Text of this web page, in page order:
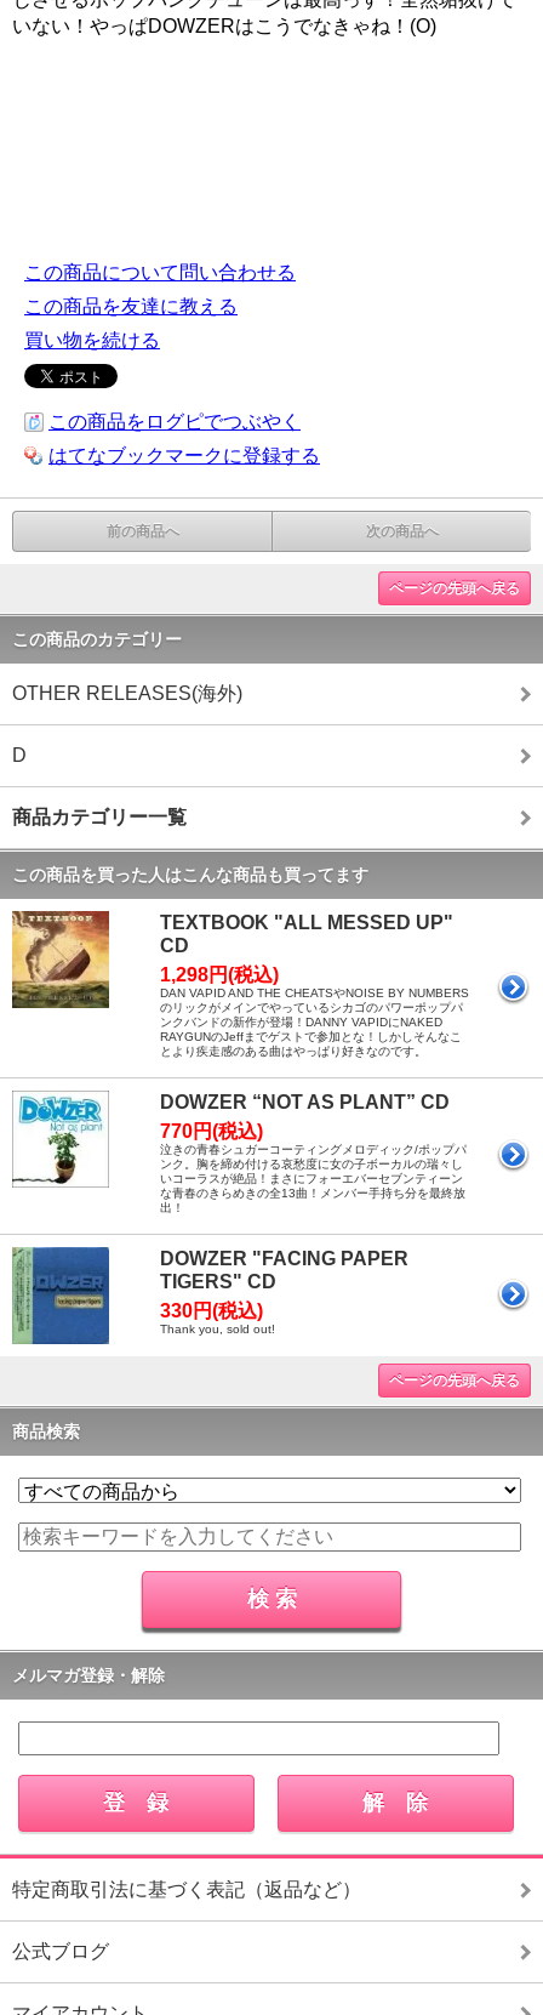
いない！やっぱDOWZERはこうでなきゃね！(O)
この商品について問い合わせる
この商品を友達に教える
買い物を続ける
この商品をログピでつぶやく
はてなブックマークに登録する
前の商品へ 次の商品へ
ページの先頭へ戻る
この商品のカテゴリー
OTHER RELEASES(海外)
D
商品カテゴリー一覧
この商品を買った人はこんな商品も買ってます
TEXTBOOK "ALL MESSED UP"
CD
1,298円(税込)
DAN VAPID AND THE CHEATSやNOISE BY NUMBERS
のリックがメインでやっているシカゴのパワーポップパ
ンクバンドの新作が登場！DANNY VAPIDにNAKED
RAYGUNのJeffまでゲストで参加とな！しかしそんなこ
とより疾走感のある曲はやっぱり好きなのです。
DOWZER “NOT AS PLANT” CD
770円(税込)
泣きの青春シュガーコーティングメロディック/ポップパ
ンク。胸を締め付ける哀愁度に女の子ボーカルの瑞々し
いコーラスが絶品！まさにフォーエバーセブンティーン
な青春のきらめきの全13曲！メンバー手持ち分を最終放
出！
DOWZER "FACING PAPER
TIGERS" CD
330円(税込)
Thank you, sold out!
ページの先頭へ戻る
商品検索
メルマガ登録・解除
特定商取引法に基づく表記（返品など）
公式ブログ